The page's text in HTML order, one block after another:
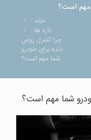
مهم است؟
خانه
تازه ها
چرا کنترل روغن
دنده برای خودرو
شما مهم است؟
شما مهم است؟